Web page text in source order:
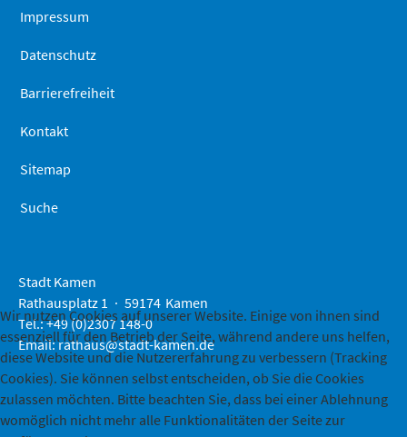
Impressum
Datenschutz
Barrierefreiheit
Kontakt
Sitemap
Suche
Stadt Kamen
Rathausplatz 1
59174 Kamen
Tel.: +49 (0)2307 148-0
Email:rathaus@stadt-kamen.de
Wir nutzen Cookies auf unserer Website. Einige von ihnen sind
essenziell für den Betrieb der Seite, während andere uns helfen,
diese Website und die Nutzererfahrung zu verbessern (Tracking
Cookies). Sie können selbst entscheiden, ob Sie die Cookies
zulassen möchten. Bitte beachten Sie, dass bei einer Ablehnung
womöglich nicht mehr alle Funktionalitäten der Seite zur